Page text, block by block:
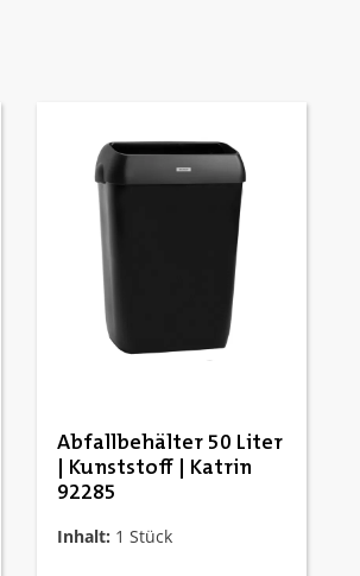
Abfallbehälter 50 Liter
| Kunststoff | Katrin
92285
Inhalt: 1 Stück